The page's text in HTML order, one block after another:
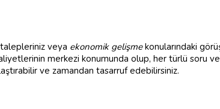
veya ekonomik gelişmekonularındaki
merkezi konumunda olup, her türlü soru
ve zamandan tasarruf edebilirsiniz.